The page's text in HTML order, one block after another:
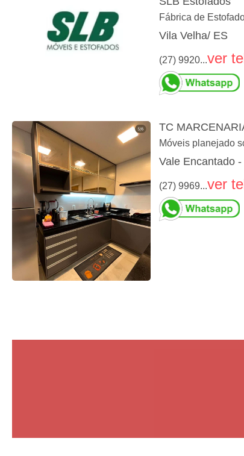
Fábrica de
Vila Velha/ ES
(27) 9920...ver
TC
Móveis planejado
Vale Encantado
(27) 9969...ver